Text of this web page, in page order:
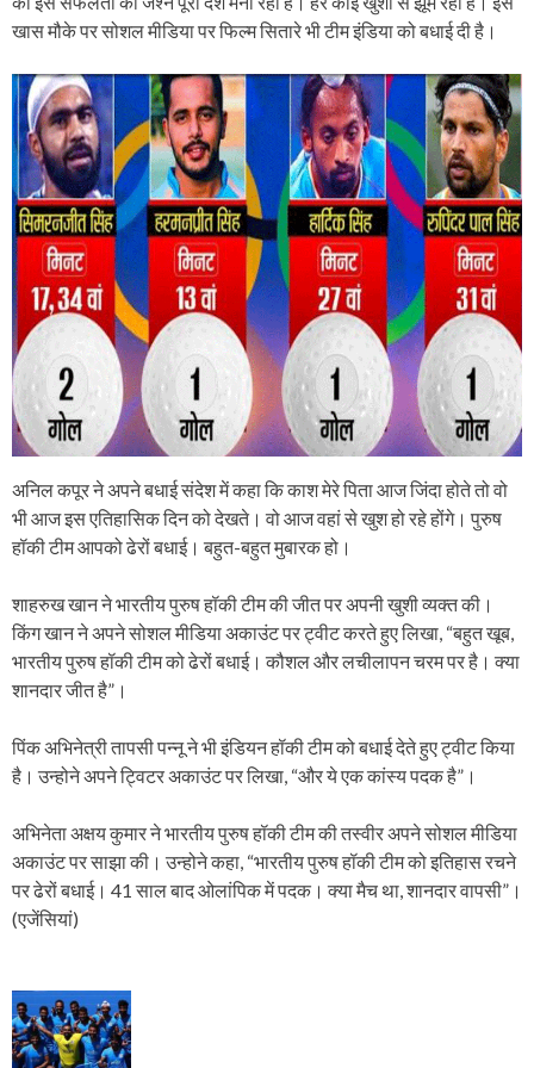
खास मौके पर सोशल मीडिया पर फिल्म सितारे भी टीम इंडिया को बधाई दी है।
अनिल कपूर ने अपने बधाई संदेश में कहा कि काश मेरे पिता आज जिंदा होते तो वो
भी आज इस एतिहासिक दिन को देखते। वो आज वहां से खुश हो रहे होंगे। पुरुष
हॉकी टीम आपको ढेरों बधाई। बहुत-बहुत मुबारक हो।
शाहरुख खान ने भारतीय पुरुष हॉकी टीम की जीत पर अपनी खुशी व्यक्त की।
किंग खान ने अपने सोशल मीडिया अकाउंट पर ट्वीट करते हुए लिखा, “बहुत खूब,
भारतीय पुरुष हॉकी टीम को ढेरों बधाई। कौशल और लचीलापन चरम पर है। क्या
शानदार जीत है”।
पिंक अभिनेत्री तापसी पन्नू ने भी इंडियन हॉकी टीम को बधाई देते हुए ट्वीट किया
है। उन्होने अपने ट्विटर अकाउंट पर लिखा, “और ये एक कांस्य पदक है”।
अभिनेता अक्षय कुमार ने भारतीय पुरुष हॉकी टीम की तस्वीर अपने सोशल मीडिया
अकाउंट पर साझा की। उन्होने कहा, “भारतीय पुरुष हॉकी टीम को इतिहास रचने
पर ढेरों बधाई। 41 साल बाद ओलांपिक में पदक। क्या मैच था, शानदार वापसी”।
(एजेंसियां)
P
o